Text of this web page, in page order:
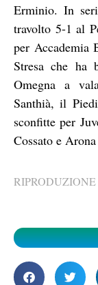
Erminio. In
travolto 5-1 al
per Accademia
Stresa che ha
Omegna a
Santhià, il
sconfitte per
Cossato e